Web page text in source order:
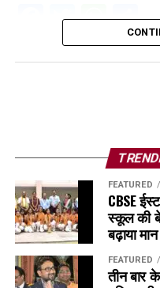
Facebook
Twitter
FEATURED
CBSE
स्कूल की
बढ़ाया मान
FEATURED
तीन बार